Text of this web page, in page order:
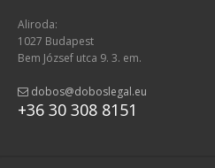
Aliroda:
1027 Budapest
Bem József utca 9. 3. em.
dobos@doboslegal.eu
+36 30 308 8151